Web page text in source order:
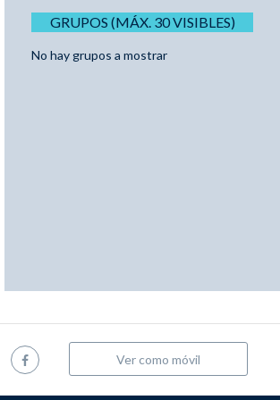
GRUPOS (MÁX. 30 VISIBLES)
No hay grupos a mostrar